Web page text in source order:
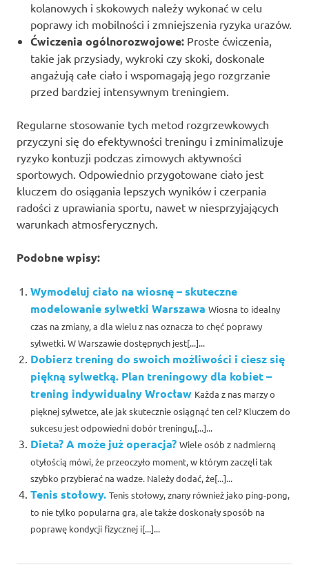
kolanowych i skokowych należy wykonać w celu
poprawy ich mobilności i zmniejszenia ryzyka urazów.
Ćwiczenia ogólnorozwojowe: Proste ćwiczenia,
takie jak przysiady, wykroki czy skoki, doskonale
angażują całe ciało i wspomagają jego rozgrzanie
przed bardziej intensywnym treningiem.
Regularne stosowanie tych metod rozgrzewkowych
przyczyni się do efektywności treningu i zminimalizuje
ryzyko kontuzji podczas zimowych aktywności
sportowych. Odpowiednio przygotowane ciało jest
kluczem do osiągania lepszych wyników i czerpania
radości z uprawiania sportu, nawet w niesprzyjających
warunkach atmosferycznych.
Podobne wpisy:
Wymodeluj ciało na wiosnę – skuteczne
modelowanie sylwetki Warszawa Wiosna to idealny
czas na zmiany, a dla wielu z nas oznacza to chęć poprawy
sylwetki. W Warszawie dostępnych jest[...]...
Dobierz trening do swoich możliwości i ciesz się
piękną sylwetką. Plan treningowy dla kobiet –
trening indywidualny Wrocław Każda z nas marzy o
pięknej sylwetce, ale jak skutecznie osiągnąć ten cel? Kluczem do
sukcesu jest odpowiedni dobór treningu,[...]...
Dieta? A może już operacja? Wiele osób z nadmierną
otyłością mówi, że przeoczyło moment, w którym zaczęli tak
szybko przybierać na wadze. Należy dodać, że[...]...
Tenis stołowy. Tenis stołowy, znany również jako ping-pong,
to nie tylko popularna gra, ale także doskonały sposób na
poprawę kondycji fizycznej i[...]...